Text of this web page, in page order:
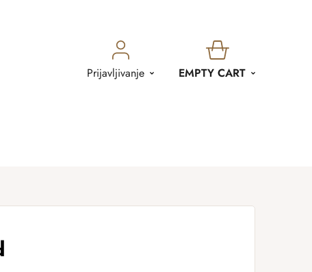
Prijavljivanje
SHOPPING
EMPTY CART